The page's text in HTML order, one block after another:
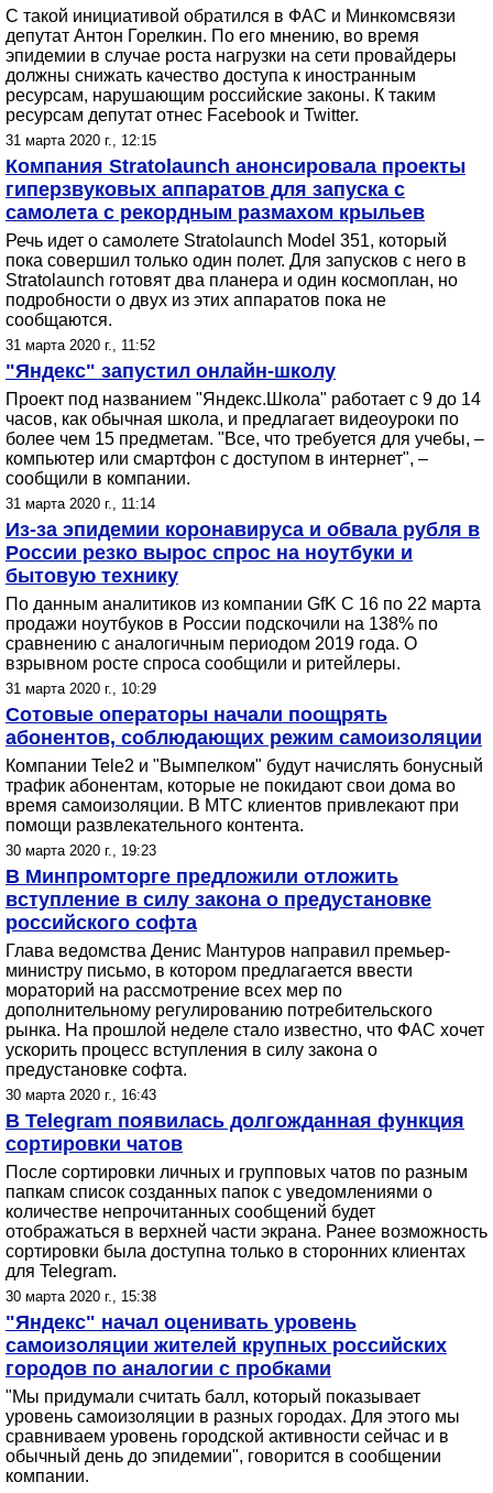
С такой инициативой обратился в ФАС и Минкомсвязи
депутат Антон Горелкин. По его мнению, во время
эпидемии в случае роста нагрузки на сети провайдеры
должны снижать качество доступа к иностранным
ресурсам, нарушающим российские законы. К таким
ресурсам депутат отнес Facebook и Twitter.
31 марта 2020 г., 12:15
Компания Stratolaunch анонсировала проекты
гиперзвуковых аппаратов для запуска с
самолета с рекордным размахом крыльев
Речь идет о самолете Stratolaunch Model 351, который
пока совершил только один полет. Для запусков с него в
Stratolaunch готовят два планера и один космоплан, но
подробности о двух из этих аппаратов пока не
сообщаются.
31 марта 2020 г., 11:52
"Яндекс" запустил онлайн-школу
Проект под названием "Яндекс.Школа" работает с 9 до 14
часов, как обычная школа, и предлагает видеоуроки по
более чем 15 предметам. "Все, что требуется для учебы, –
компьютер или смартфон с доступом в интернет", –
сообщили в компании.
31 марта 2020 г., 11:14
Из-за эпидемии коронавируса и обвала рубля в
России резко вырос спрос на ноутбуки и
бытовую технику
По данным аналитиков из компании GfK С 16 по 22 марта
продажи ноутбуков в России подскочили на 138% по
сравнению с аналогичным периодом 2019 года. О
взрывном росте спроса сообщили и ритейлеры.
31 марта 2020 г., 10:29
Сотовые операторы начали поощрять
абонентов, соблюдающих режим самоизоляции
Компании Tele2 и "Вымпелком" будут начислять бонусный
трафик абонентам, которые не покидают свои дома во
время самоизоляции. В МТС клиентов привлекают при
помощи развлекательного контента.
30 марта 2020 г., 19:23
В Минпромторге предложили отложить
вступление в силу закона о предустановке
российского софта
Глава ведомства Денис Мантуров направил премьер-
министру письмо, в котором предлагается ввести
мораторий на рассмотрение всех мер по
дополнительному регулированию потребительского
рынка. На прошлой неделе стало известно, что ФАС хочет
ускорить процесс вступления в силу закона о
предустановке софта.
30 марта 2020 г., 16:43
В Telegram появилась долгожданная функция
сортировки чатов
После сортировки личных и групповых чатов по разным
папкам список созданных папок с уведомлениями о
количестве непрочитанных сообщений будет
отображаться в верхней части экрана. Ранее возможность
сортировки была доступна только в сторонних клиентах
для Telegram.
30 марта 2020 г., 15:38
"Яндекс" начал оценивать уровень
самоизоляции жителей крупных российских
городов по аналогии с пробками
"Мы придумали считать балл, который показывает
уровень самоизоляции в разных городах. Для этого мы
сравниваем уровень городской активности сейчас и в
обычный день до эпидемии", говорится в сообщении
компании.